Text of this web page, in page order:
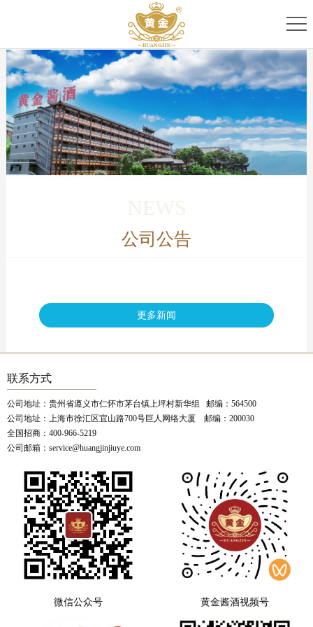
页
关
于
我
们
专
家
团
队
产
品
家
新
闻
服
公司公告
更多新闻
联系方式
公司地址：贵州省遵义市仁怀市茅台镇上坪村新华组 邮编：564500
公司地址：上海市徐汇区宜山路700号巨人网络大厦 邮编：200030
全国招商：400-966-5219
公司邮箱：service@huangjinjiuye.com
微信公众号 黄金酱酒视频号